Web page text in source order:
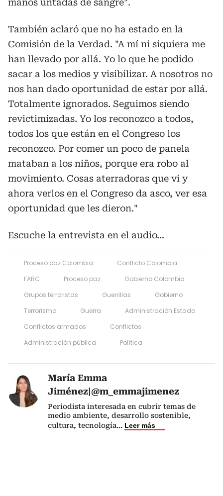
También aclaró que no ha estado en la
Comisión de la Verdad. "A mí ni siquiera me
han llevado por allá. Yo lo que he podido
sacar a los medios y visibilizar. A nosotros no
nos han dado oportunidad de estar por allá.
Totalmente ignorados. Seguimos siendo
revictimizadas. Yo los reconozco a todos,
todos los que están en el Congreso los
reconozco. Por comer un poco de panela
mataban a los niños, porque era robo al
movimiento. Cosas aterradoras que vi y
ahora verlos en el Congreso da asco, ver esa
oportunidad que les dieron."
Escuche la entrevista en el audio...
Proceso paz Colombia
Conflicto Colombia
FARC
Proceso paz
Gobierno Colombia
Grupos terroristas
Guerrillas
Gobierno
Terrorismo
Guerra
Administración Estado
Conflictos armados
Conflictos
Administración pública
Política
María Emma
Jiménez|@m_emmajimenez
Periodista interesada en cubrir temas de
medio ambiente, desarrollo sostenible,
cultura, tecnología... Leer más